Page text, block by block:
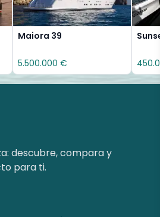
Maiora 39
5.500.000 €
descubre, compara y
para ti.